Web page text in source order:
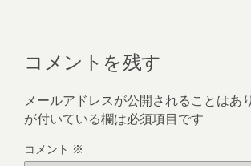
コメントを残す
メールアドレスが公開されることはあ
が付いている欄は必須項目です
コメント ※